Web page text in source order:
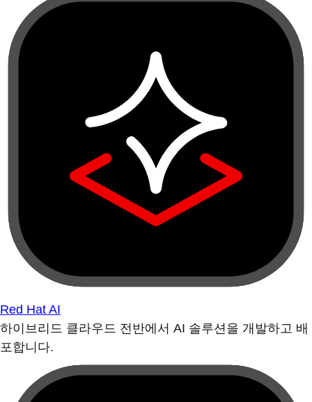
Red Hat AI
하이브리드 클라우드 전반에서 AI 솔루션을 개발하고 배
포합니다.